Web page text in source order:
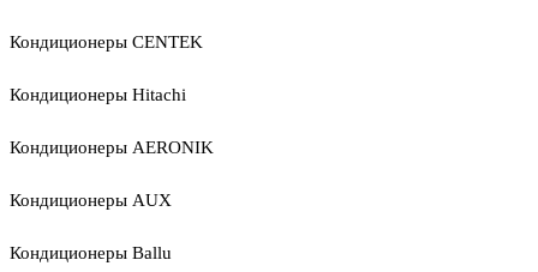
Кондиционеры CENTEK
Кондиционеры Hitachi
Кондиционеры AERONIK
Кондиционеры AUX
Кондиционеры Ballu